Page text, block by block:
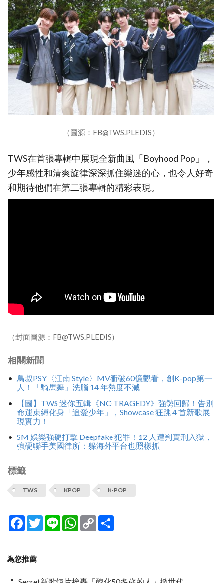
（圖源：FB@TWS.PLEDIS）
TWS在首張專輯中展現全新曲風「Boyhood Pop」，
少年感性和清爽旋律深深抓住樂迷的心，也令人好奇
和期待他們在第二張專輯的精彩表現。
（封面圖源：FB@TWS.PLEDIS）
相關新聞
鳥叔PSY〈江南 Style〉MV衝破60億觀看，創K-pop第一
人！「騎馬舞」洗腦 14 年熱度不減
【圖】TWS 迷你五輯《NO TRAGEDY》強勢回歸！告別
命運束縛化身「追愛少年」，Showcase 狂跳 4 首新歌展
現實力！
SM 娛樂強硬打擊 Deepfake 犯罪！12 人遭判實刑入獄，
強硬聯手美國律所：躲海外平台也照樣抓
標籤
TWS KPOP K-POP
Facebook
TwitterLine WhatsApp
Copy
Link
為您推薦